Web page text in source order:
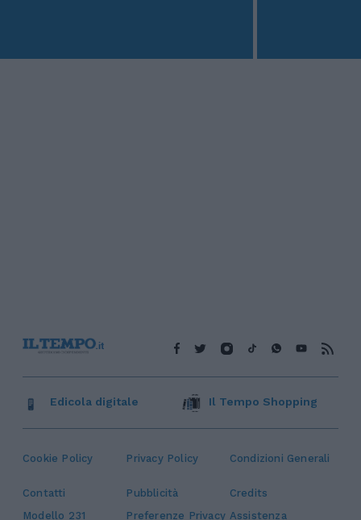
Cookie Policy Privacy Policy Condizioni Generali
Contatti Pubblicità
Credits
Modello 231
Preferenze Privacy Assistenza
Edicola digitale Il Tempo Shopping